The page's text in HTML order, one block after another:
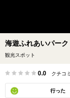
海遊ふれあいパーク
観光スポット
0.0 クチコミ
行った